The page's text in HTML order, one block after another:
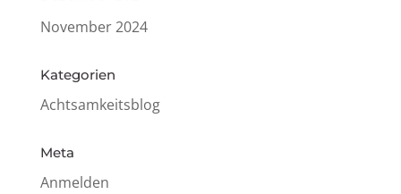
November 2024
Kate­go­rien
Achtsamkeitsblog
Meta
Anmelden